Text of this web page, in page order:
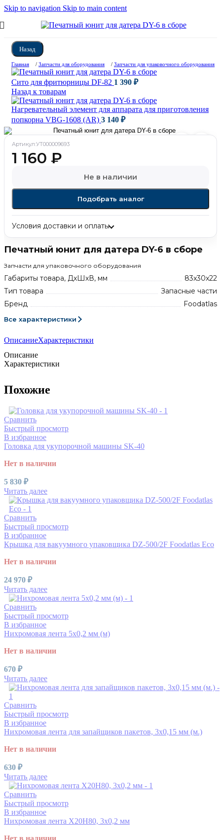
Skip to navigation Skip to main content
Назад
Главная / Запчасти для оборудования / Запчасти для упаковочного оборудования
Сито для фритюрницы DF-82 1 390 ₽
Назад к товарам
Нагревательный элемент для аппарата для приготовления
попкорна VBG-1608 (AR) 3 140 ₽
Печатный юнит для датера DY-6 в сборе
Запчасти для упаковочного оборудования
Габариты товара, ДхШхВ, мм
83x30x22
Тип товара
Запасные части
Бренд
Foodatlas
Все характеристики
Артикул:УТ000009693
1 160 ₽
Не в наличии
Подобрать аналог
Условия доставки и оплаты
ОписаниеХарактеристики
Описание
Характеристики
Похожие
Сравнить
Быстрый просмотр
В избранное
Головка для укупорочной машины SK-40
Нет в наличии
5 830 ₽
Читать далее
Сравнить
Быстрый просмотр
В избранное
Крышка для вакуумного упаковщика DZ-500/2F Foodatlas Eco
Нет в наличии
24 970 ₽
Читать далее
Сравнить
Быстрый просмотр
В избранное
Нихромовая лента 5х0,2 мм (м)
Нет в наличии
670 ₽
Читать далее
Сравнить
Быстрый просмотр
В избранное
Нихромовая лента для запайщиков пакетов, 3х0,15 мм (м.)
Нет в наличии
630 ₽
Читать далее
Сравнить
Быстрый просмотр
В избранное
Нихромовая лента Х20Н80, 3х0,2 мм
Нет в наличии